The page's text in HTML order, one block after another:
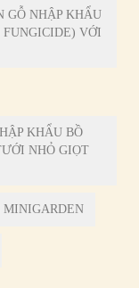
GỖ NHẬP KHẨU
VỚI
KHẨU BỒ
NHỎ GIỌT
MINIGARDEN